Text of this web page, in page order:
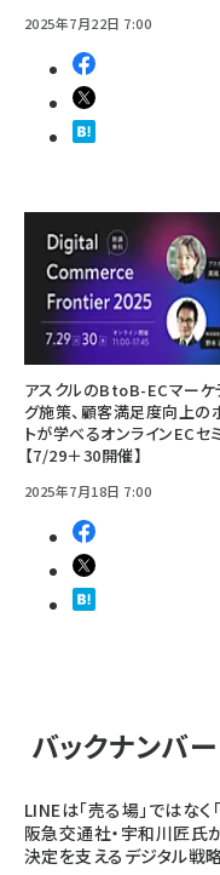
2025年7月22日 7:00
アスクルのBtoB-ECマーケ
グ施策、顧客満足度向上の
トが学べるオンラインECセ
【7/29＋30開催】
2025年7月18日 7:00
バックナンバー
LINEは「売る場」ではなく
阪急交通社・宇和川匠氏
決定を支えるデジタル戦